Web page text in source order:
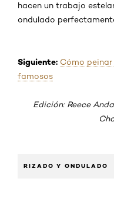
hacen un trabajo
ondulado
Siguiente: Cómo
famosos
Edición: Reece
RIZADO Y ONDULADO